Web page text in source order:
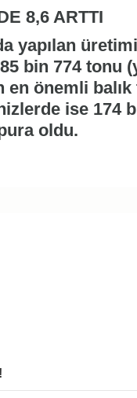
8,6 ARTTI
yapılan
bin 774 tonu
önemli
ise 174
oldu.